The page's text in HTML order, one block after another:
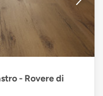
- Rovere di